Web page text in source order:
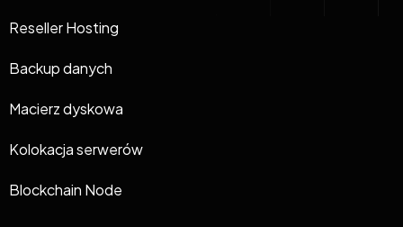
Reseller Hosting
Backup danych
Macierz dyskowa
Kolokacja serwerów
Blockchain Node